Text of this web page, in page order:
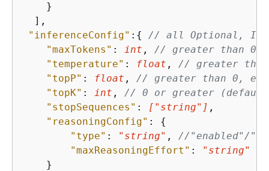
    }
  ],
"inferenceConfig" : {
// all Optional,
"maxTokens" : int , // greater than 0,
"temperature" : float , // greater
"topP" : float , // greater than 0,
"topK" : int , // 0 or greater
"stopSequences" : [ "string" ] ,
"reasoningConfig" : {
"type" : "string" , //"enabled"/
"maxReasoningEffort" : "string"
    }